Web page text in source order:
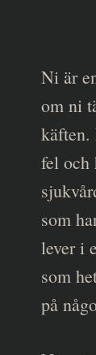
Ni är
om ni
käften.
fel och
som
lever i
som
på